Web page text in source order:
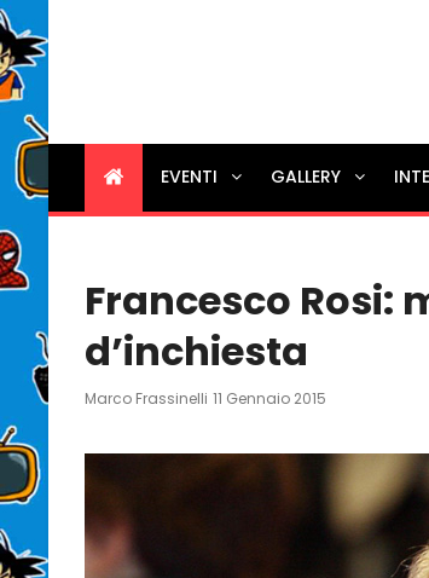
EVENTI GALLERY
Francesco Rosi:
d’inchiesta
Marco Frassinelli Posted
11 Gennaio 2015